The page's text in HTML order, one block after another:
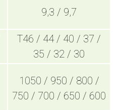
9,3 / 9,7
T46 / 44 / 40 / 37 /
35 / 32 / 30
1050 / 950 / 800 /
750 / 700 / 650 / 600